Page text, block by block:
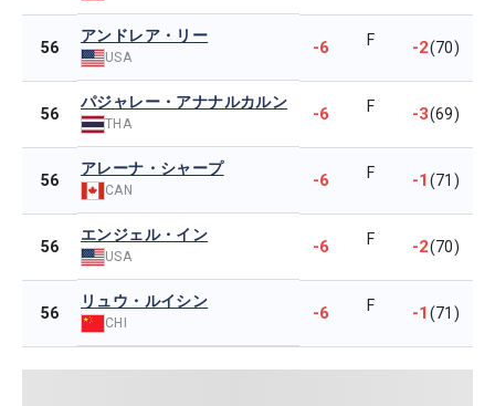
56
アンドレア・リー
USA -6 F -2(70)
56
パジャレー・アナナルカルン
THA -6 F -3(69)
56
アレーナ・シャープ
CAN -6 F -1(71)
56
エンジェル・イン
USA -6 F -2(70)
56
リュウ・ルイシン
CHI -6 F -1(71)